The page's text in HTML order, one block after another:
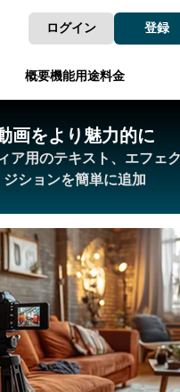
概要機能用途料金
ログイン 登録
画をより魅力的に
ア用のテキスト、エフェ
ジションを簡単に追加